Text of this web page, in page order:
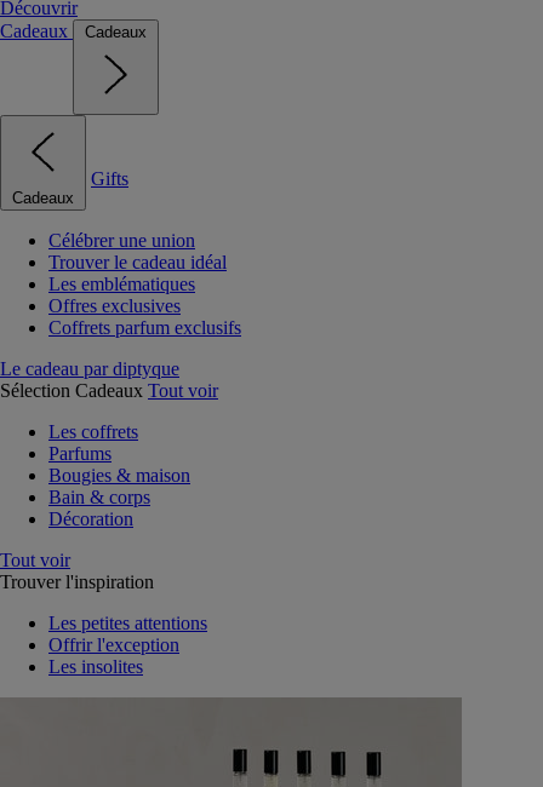
Découvrir
Cadeaux
Cadeaux
Cadeaux
Gifts
Célébrer une union
Trouver le cadeau idéal
Les emblématiques
Offres exclusives
Coffrets parfum exclusifs
Le cadeau par diptyque
Sélection Cadeaux Tout voir
Les coffrets
Parfums
Bougies & maison
Bain & corps
Décoration
Tout voir
Trouver l'inspiration
Les petites attentions
Offrir l'exception
Les insolites